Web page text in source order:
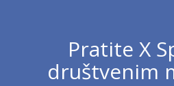
Pratite X
društvenim